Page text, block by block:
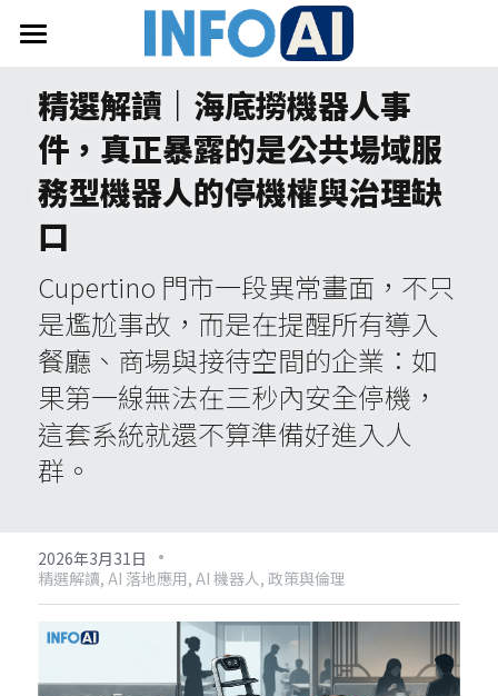
關於InfoAI
訂閱電子報
最新文章
搜索
email聯絡
精選解讀｜海底撈機器人事
件，真正暴露的是公共場域服
務型機器人的停機權與治理缺
口
Cupertino 門市一段異常畫面，不只
是尷尬事故，而是在提醒所有導入
餐廳、商場與接待空間的企業：如
果第一線無法在三秒內安全停機，
這套系統就還不算準備好進入人
群。
2026年3月31日 ·
精選解讀, AI 落地應用, AI 機器人, 政策與倫理